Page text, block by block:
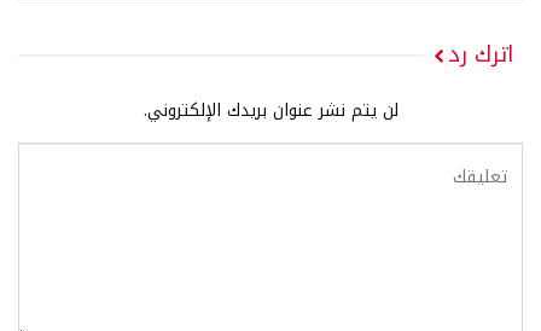
اترك رد
لن يتم نشر عنوان بريدك الإلكتروني.